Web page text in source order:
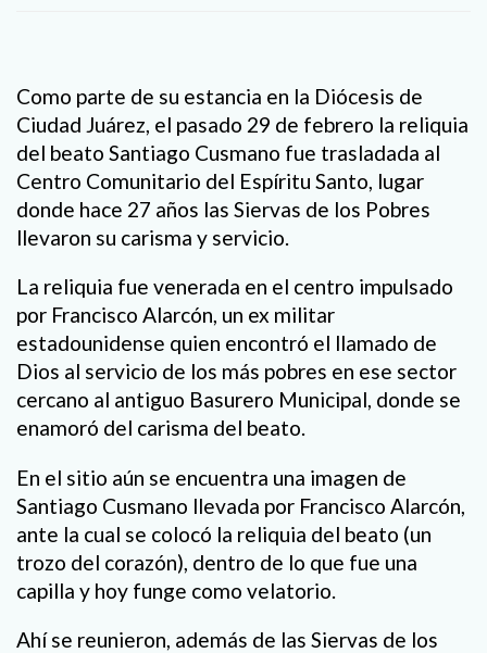
Como parte de su estancia en la Diócesis de
Ciudad Juárez, el pasado 29 de febrero la reliquia
del beato Santiago Cusmano fue trasladada al
Centro Comunitario del Espíritu Santo, lugar
donde hace 27 años las Siervas de los Pobres
llevaron su carisma y servicio.
La reliquia fue venerada en el centro impulsado
por Francisco Alarcón, un ex militar
estadounidense quien encontró el llamado de
Dios al servicio de los más pobres en ese sector
cercano al antiguo Basurero Municipal, donde se
enamoró del carisma del beato.
En el sitio aún se encuentra una imagen de
Santiago Cusmano llevada por Francisco Alarcón,
ante la cual se colocó la reliquia del beato (un
trozo del corazón), dentro de lo que fue una
capilla y hoy funge como velatorio.
Ahí se reunieron, además de las Siervas de los